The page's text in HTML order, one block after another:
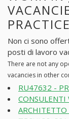
PRACTICE
Non ci sono
posti di lavoro
There are not any
vacancies in other
RU47632 -
CONSULENTI